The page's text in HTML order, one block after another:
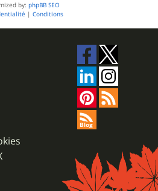
by: phpBB SEO
| Conditions